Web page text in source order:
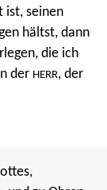
ist, seinen
hältst, dann
die ich
der HERR, der